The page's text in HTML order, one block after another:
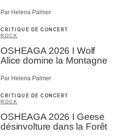
Par Helena Palmer
CRITIQUE DE CONCERT
ROCK
OSHEAGA 2026 I Wolf
Alice domine la Montagne
Par Helena Palmer
CRITIQUE DE CONCERT
ROCK
OSHEAGA 2026 I Geese
désinvolture dans la Forêt